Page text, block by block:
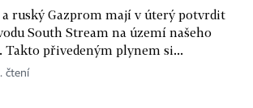
a ruský Gazprom mají v úterý potvrdit
South Stream na území našeho
Takto přivedeným plynem si...
čtení